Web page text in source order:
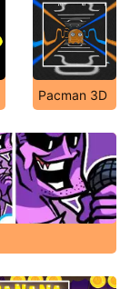
Pacman 3D